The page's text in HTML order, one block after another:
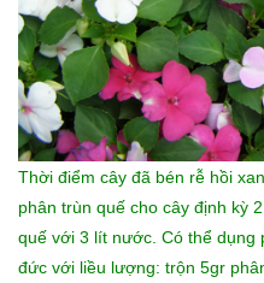
Thời điểm cây đã bén rễ hồi
phân trùn quế cho cây định kỳ
quế với 3 lít nước. Có thể dụng
đức với liều lượng: trộn 5gr